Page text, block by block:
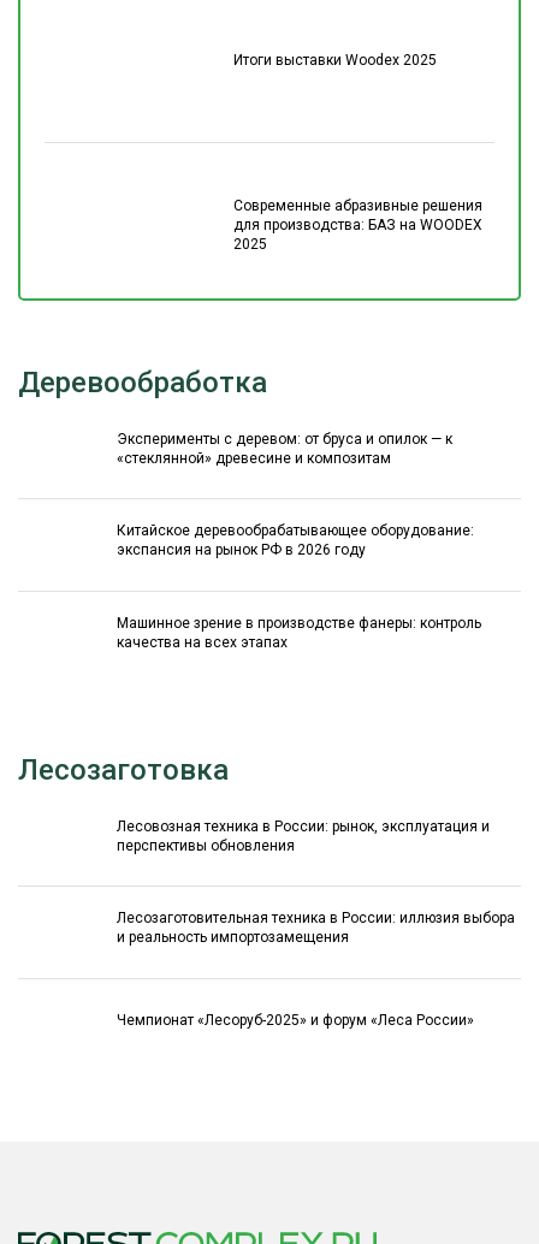
Итоги выставки Woodex 2025
Современные абразивные решения
для производства: БАЗ на WOODEX
2025
Деревообработка
Эксперименты с деревом: от бруса и опилок — к
«стеклянной» древесине и композитам
Китайское деревообрабатывающее оборудование:
экспансия на рынок РФ в 2026 году
Машинное зрение в производстве фанеры: контроль
качества на всех этапах
Лесозаготовка
Лесовозная техника в России: рынок, эксплуатация и
перспективы обновления
Лесозаготовительная техника в России: иллюзия выбора
и реальность импортозамещения
Чемпионат «Лесоруб-2025» и форум «Леса России»